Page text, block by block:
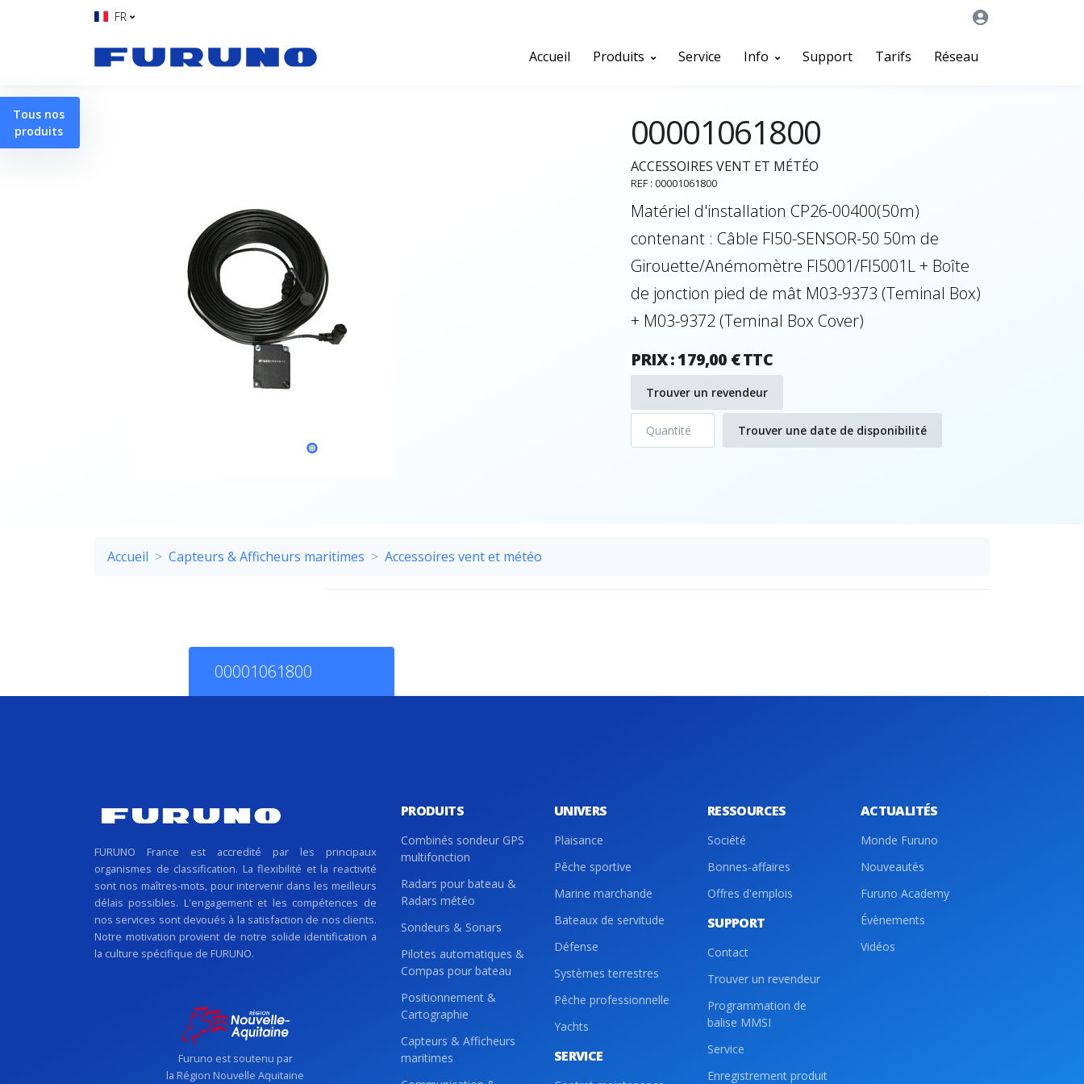
FR
Accueil Produits Service Info Support Tarifs Réseau
00001061800
ACCESSOIRES VENT ET MÉTÉO
REF : 00001061800
Matériel d'installation CP26-00400(50m)
contenant : Câble FI50-SENSOR-50 50m de
Girouette/Anémomètre FI5001/FI5001L + Boîte
de jonction pied de mât M03-9373 (Teminal Box)
+ M03-9372 (Teminal Box Cover)
PRIX : 179,00 € TTC
Trouver un revendeur
Trouver une date de disponibilité
Accueil Capteurs & Afficheurs maritimes Accessoires vent et météo
00001061800
FURUNO France est accredité par les principaux
organismes de classification. La flexibilité et la reactivité
sont nos maîtres-mots, pour intervenir dans les meilleurs
délais possibles. L'engagement et les compétences de
nos services sont devoués à la satisfaction de nos clients.
Notre motivation provient de notre solide identification a
la culture spécifique de FURUNO.
Furuno est soutenu par
la Région Nouvelle Aquitaine
PRODUITS
Combinés sondeur GPS
multifonction
Radars pour bateau &
Radars météo
Sondeurs & Sonars
Pilotes automatiques &
Compas pour bateau
Positionnement &
Cartographie
Capteurs & Afficheurs
maritimes
UNIVERS
Plaisance
Pêche sportive
Marine marchande
Bateaux de servitude
Défense
Systèmes terrestres
Pêche professionnelle
Yachts
SERVICE
RESSOURCES
Société
Bonnes-affaires
Offres d'emplois
SUPPORT
Contact
Trouver un revendeur
Programmation de
balise MMSI
Service
Enregistrement produit
ACTUALITÉS
Monde Furuno
Nouveautés
Furuno Academy
Évènements
Vidéos
Tous nos
produits